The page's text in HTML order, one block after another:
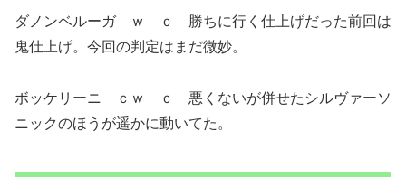
ダノンベルーガ ｗ ｃ 勝ちに行く仕上げだった前回は
鬼仕上げ。今回の判定はまだ微妙。
ボッケリーニ ｃｗ ｃ 悪くないが併せたシルヴァーソ
ニックのほうが遥かに動いてた。